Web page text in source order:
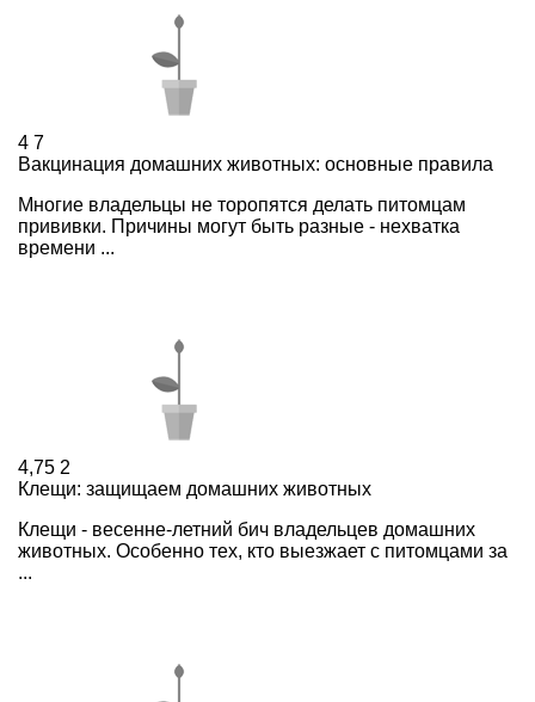
4 7
Вакцинация домашних животных: основные правила
Многие владельцы не торопятся делать питомцам
прививки. Причины могут быть разные - нехватка
времени ...
4,75 2
Клещи: защищаем домашних животных
Клещи - весенне-летний бич владельцев домашних
животных. Особенно тех, кто выезжает с питомцами за
...